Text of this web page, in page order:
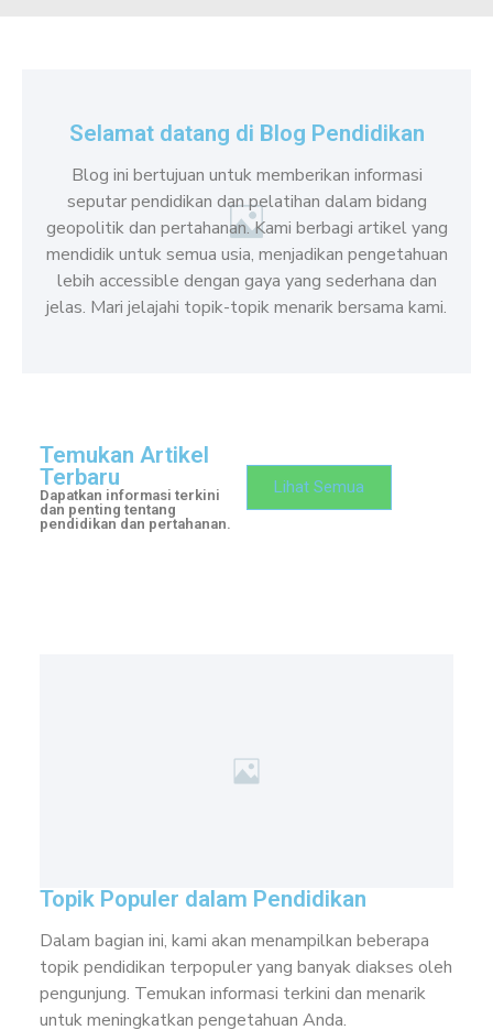
Selamat datang di Blog Pendidikan
Blog ini bertujuan untuk memberikan informasi
seputar pendidikan dan pelatihan dalam bidang
geopolitik dan pertahanan. Kami berbagi artikel yang
mendidik untuk semua usia, menjadikan pengetahuan
lebih accessible dengan gaya yang sederhana dan
jelas. Mari jelajahi topik-topik menarik bersama kami.
Temukan Artikel
Terbaru
Dapatkan informasi terkini
dan penting tentang
pendidikan dan pertahanan.
Lihat Semua
Topik Populer dalam Pendidikan
Dalam bagian ini, kami akan menampilkan beberapa
topik pendidikan terpopuler yang banyak diakses oleh
pengunjung. Temukan informasi terkini dan menarik
untuk meningkatkan pengetahuan Anda.